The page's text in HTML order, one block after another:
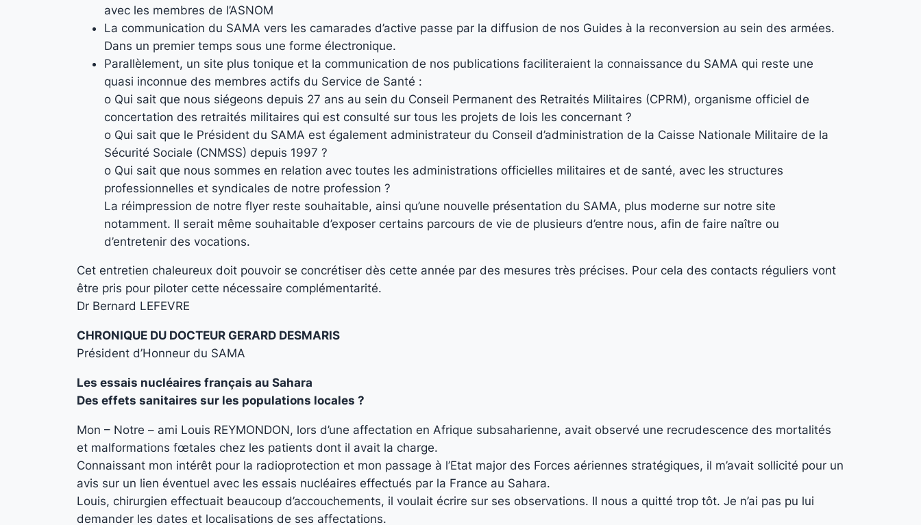
avec les membres de l’ASNOM
La communication du SAMA vers les camarades d’active passe par la diffusion de nos Guides à la reconversion au sein des armées.
Dans un premier temps sous une forme électronique.
Parallèlement, un site plus tonique et la communication de nos publications faciliteraient la connaissance du SAMA qui reste une
quasi inconnue des membres actifs du Service de Santé :
o Qui sait que nous siégeons depuis 27 ans au sein du Conseil Permanent des Retraités Militaires (CPRM), organisme officiel de
concertation des retraités militaires qui est consulté sur tous les projets de lois les concernant ?
o Qui sait que le Président du SAMA est également administrateur du Conseil d’administration de la Caisse Nationale Militaire de la
Sécurité Sociale (CNMSS) depuis 1997 ?
o Qui sait que nous sommes en relation avec toutes les administrations officielles militaires et de santé, avec les structures
professionnelles et syndicales de notre profession ?
La réimpression de notre flyer reste souhaitable, ainsi qu’une nouvelle présentation du SAMA, plus moderne sur notre site
notamment. Il serait même souhaitable d’exposer certains parcours de vie de plusieurs d’entre nous, afin de faire naître ou
d’entretenir des vocations.
Cet entretien chaleureux doit pouvoir se concrétiser dès cette année par des mesures très précises. Pour cela des contacts réguliers vont
être pris pour piloter cette nécessaire complémentarité.
Dr Bernard LEFEVRE
CHRONIQUE DU DOCTEUR GERARD DESMARIS
Président d’Honneur du SAMA
Les essais nucléaires français au Sahara
Des effets sanitaires sur les populations locales ?
Mon – Notre – ami Louis REYMONDON, lors d’une affectation en Afrique subsaharienne, avait observé une recrudescence des mortalités
et malformations fœtales chez les patients dont il avait la charge.
Connaissant mon intérêt pour la radioprotection et mon passage à l’Etat major des Forces aériennes stratégiques, il m’avait sollicité pour un
avis sur un lien éventuel avec les essais nucléaires effectués par la France au Sahara.
Louis, chirurgien effectuait beaucoup d’accouchements, il voulait écrire sur ses observations. Il nous a quitté trop tôt. Je n’ai pas pu lui
demander les dates et localisations de ses affectations.